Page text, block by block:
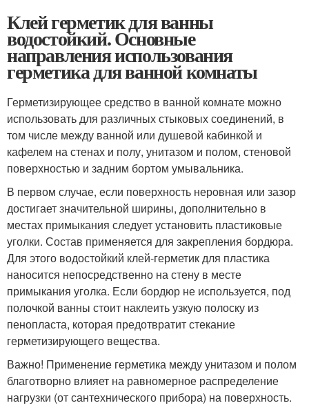
Клей герметик для ванны
водостойкий. Основные
направления использования
герметика для ванной комнаты
Герметизирующее средство в ванной комнате можно
использовать для различных стыковых соединений, в
том числе между ванной или душевой кабинкой и
кафелем на стенах и полу, унитазом и полом, стеновой
поверхностью и задним бортом умывальника.
В первом случае, если поверхность неровная или зазор
достигает значительной ширины, дополнительно в
местах примыкания следует установить пластиковые
уголки. Состав применяется для закрепления бордюра.
Для этого водостойкий клей-герметик для пластика
наносится непосредственно на стену в месте
примыкания уголка. Если бордюр не используется, под
полочкой ванны стоит наклеить узкую полоску из
пенопласта, которая предотвратит стекание
герметизирующего вещества.
Важно! Применение герметика между унитазом и полом
благотворно влияет на равномерное распределение
нагрузки (от сантехнического прибора) на поверхность.